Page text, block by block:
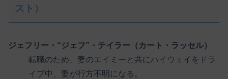
スト）
ジェフリー・“ジェフ”・テイラー（カート・ラッセル）
転職のため、妻のエイミーと共にハイウェイをドラ
イブ中、妻が行方不明になる。